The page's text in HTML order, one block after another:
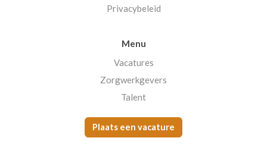
Privacybeleid
Menu
Vacatures
Zorgwerkgevers
Talent
Plaats een vacature